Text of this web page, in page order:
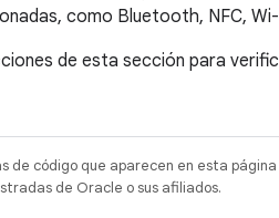
como Bluetooth, NFC,
de esta sección para
de código que aparecen en esta
de Oracle o sus afiliados.